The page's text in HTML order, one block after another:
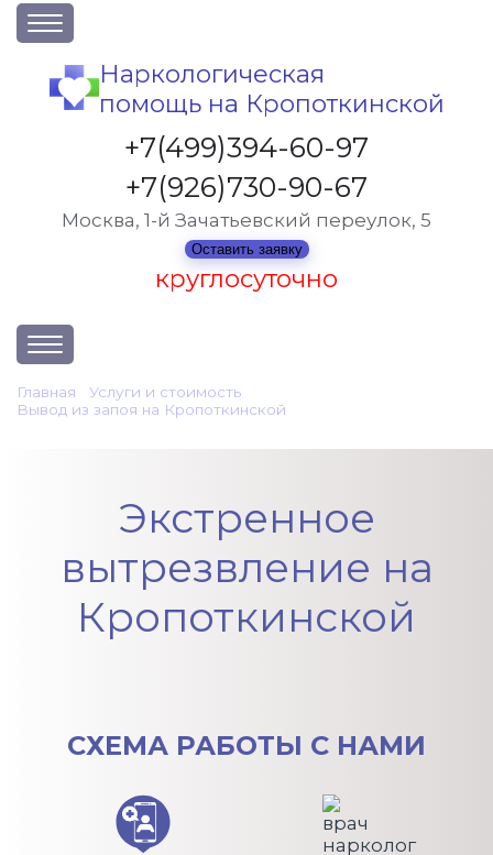
О клинике
Акции
Вакансии
Лицензии
Статьи
Наркологическая
помощь на Кропоткинской
+7(499)394-60-97
+7(926)730-90-67
Москва, 1-й Зачатьевский переулок, 5
Оставить заявку
круглосуточно
Услуги и стоимость
Отзывы
Главная Услуги и стоимость
Вывод из запоя на Кропоткинской
Экстренное
вытрезвление на
Кропоткинской
СХЕМА РАБОТЫ С НАМИ